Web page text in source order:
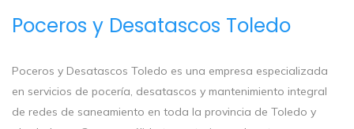
Poceros y Desatascos Toledo
Poceros y Desatascos Toledo es una empresa especializada
en servicios de pocería, desatascos y mantenimiento integral
de redes de saneamiento en toda la provincia de Toledo y